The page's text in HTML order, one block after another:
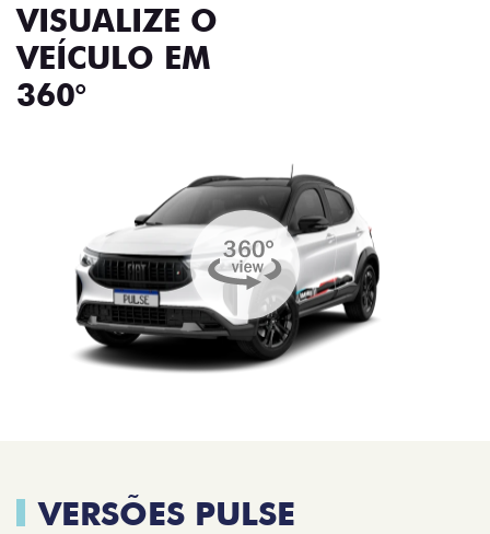
VISUALIZE O
VEÍCULO EM
360°
VERSÕES PULSE